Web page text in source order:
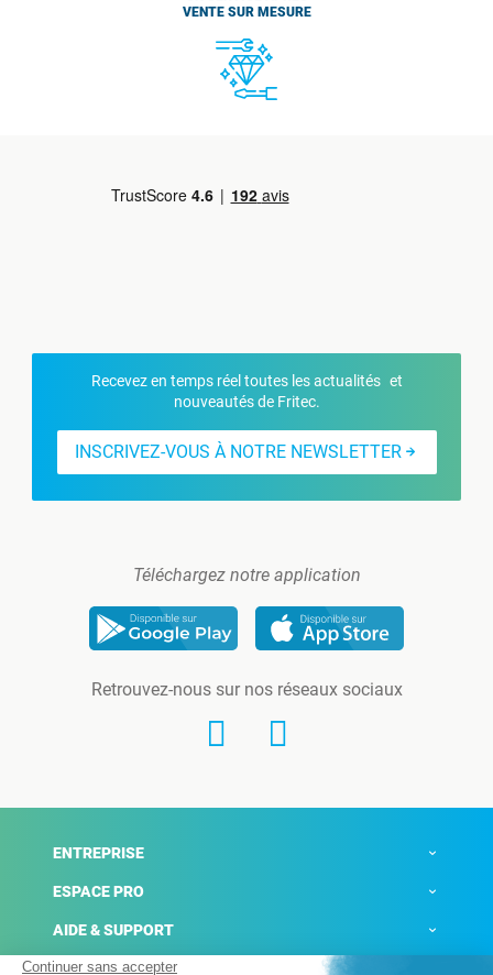
VENTE SUR MESURE
Recevez en temps réel toutes les actualités et
nouveautés de Fritec.
INSCRIVEZ-VOUS À NOTRE NEWSLETTER
Téléchargez notre application
Retrouvez-nous sur nos réseaux sociaux
ENTREPRISE
ESPACE PRO
AIDE & SUPPORT
ACTUALITÉS